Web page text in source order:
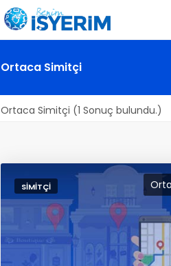
Ortaca Simitçi
Ortaca Simitçi (1 Sonuç bulundu.)
SIMITÇI